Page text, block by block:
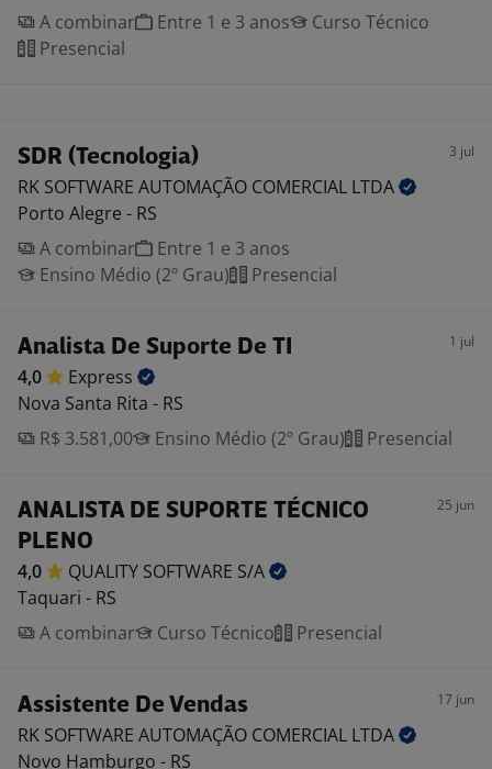
A combinar
Entre 1 e 3 anos
Curso Técnico
Presencial
SDR (Tecnologia) 3 jul
RK SOFTWARE AUTOMAÇÃO COMERCIAL LTDA
Porto Alegre - RS
A combinar
Entre 1 e 3 anos
Ensino Médio (2º Grau)
Presencial
Analista De Suporte De TI 1 jul
4,0
Express
Nova Santa Rita - RS
R$ 3.581,00
Ensino Médio (2º Grau) Presencial
ANALISTA DE SUPORTE TÉCNICO
PLENO
25 jun
4,0 QUALITY SOFTWARE S/A
Taquari - RS
A combinar
Curso Técnico Presencial
Assistente De Vendas 17 jun
RK SOFTWARE AUTOMAÇÃO COMERCIAL LTDA
Novo Hamburgo - RS